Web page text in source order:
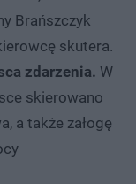
Brańszczyk
skutera.
zdarzenia. W
skierowano
a także załogę